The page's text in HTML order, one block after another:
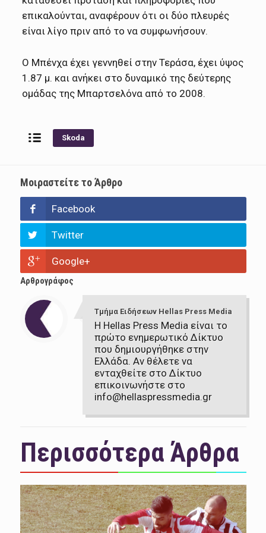
επικαλούνται, αναφέρουν ότι οι δύο πλευρές
είναι λίγο πριν από το να συμφωνήσουν.
Ο Μπένχα έχει γεννηθεί στην Τεράσα, έχει ύψος
1.87 μ. και ανήκει στο δυναμικό της δεύτερης
ομάδας της Μπαρτσελόνα από το 2008.
Skoda
Μοιραστείτε το Άρθρο
Facebook
Twitter
Google+
Αρθρογράφος
Τμήμα Ειδήσεων Hellas Press Media
Η Hellas Press Media είναι το
πρώτο ενημερωτικό Δίκτυο
που δημιουργήθηκε στην
Ελλάδα. Αν θέλετε να
ενταχθείτε στο Δίκτυο
επικοινωνήστε στο
info@hellaspressmedia.gr
Περισσότερα Άρθρα